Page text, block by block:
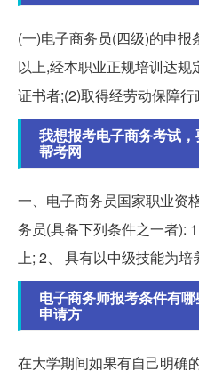
(一)电子商务员(四级)的申
以上,经本职业正规培训达
证书者;(2)取得经劳动保障行
我想报考电子商务考试，
帮考网
一、电子商务员国家职业资
务员(具备下列条件之一者):
上; 2、 具有以中级技能为培
电子商务师报考条件有
申请方
在大学期间如果有自己明确